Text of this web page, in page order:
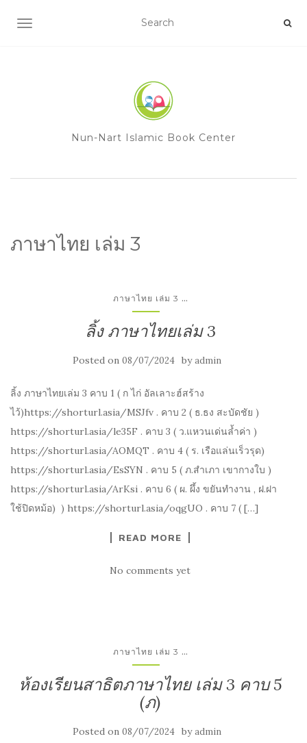
TOGGLE NAVIGATION
Nun-Nart Islamic Book Center
ภาษาไทย เล่ม 3
ภาษาไทย เล่ม 3 ...
ลิ้ง ภาษาไทยเล่ม 3
Posted on 08/07/2024 byadmin
ลิ้ง ภาษาไทยเล่ม 3 คาบ 1 ( ก ไก่ อัลเลาะฮ์สร้าง
ไว้)https://shorturl.asia/MSJfv . คาบ 2 ( ธ.ธง สะบัดชัย )
https://shorturl.asia/le35F . คาบ 3 ( ว.แหวนเด่นล้ำค่า )
https://shorturl.asia/AOMQT . คาบ 4 ( ร. เรือแล่นเร็วรุด)
https://shorturl.asia/EsSYN . คาบ 5 ( ภ.สำเภา เขากางใบ )
https://shorturl.asia/ArKsi . คาบ 6 ( ผ. ผึ้ง ขยันทำงาน , ฝ.ฝา
ใช้ปิดหม้อ) ) https://shorturl.asia/oqgUO . คาบ 7 ( […]
READ MORE
No comments yet
ภาษาไทย เล่ม 3 ...
ห้องเรียนสาธิตภาษาไทย เล่ม 3 คาบ 5
(ภ)
Posted on 08/07/2024 byadmin